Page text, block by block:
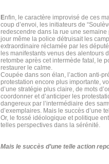
Enfin, le caractère improvisé de ces
coup d’envoi, les initiateurs de
redescendre dans la rue une
jour même la police détruisait les
extraordinaire réclamée par les
les manifestants venus des alentours
retombe après cet intermède fatal, le
restaurer le calme.
Coupée dans son élan, l’action anti-
protestation encore plus importante,
d’une stratégie plus claire, de mots
coordonner et d’anticiper les
dangereux par l’intermédiaire des
d’exemplaires. Mais le succès d’une
Or, le fossé idéologique et politique
telles perspectives dans la sérénité.
Mais le succès d’une telle action